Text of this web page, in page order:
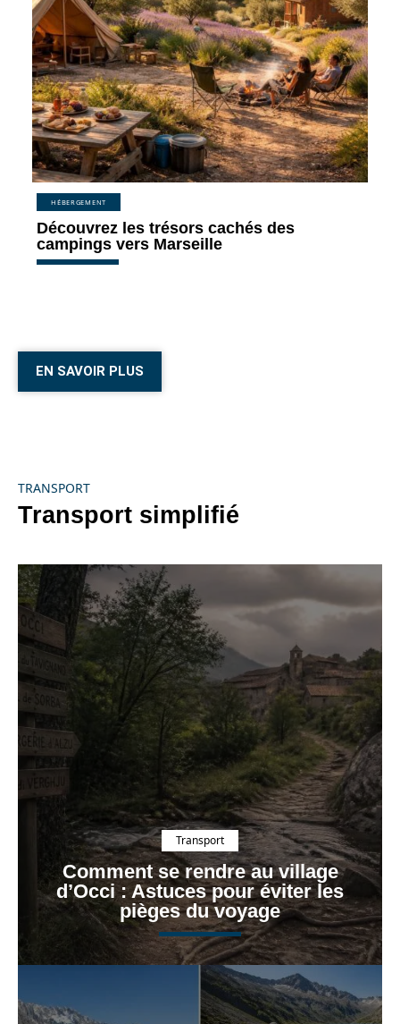
HÉBERGEMENT
Découvrez les trésors cachés des
campings vers Marseille
EN SAVOIR PLUS
TRANSPORT
Transport simplifié
Transport
Comment se rendre au village
d’Occi : Astuces pour éviter les
pièges du voyage